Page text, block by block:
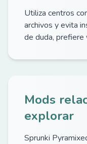
Utiliza centros
archivos y evita
de duda, prefiere
Mods
explorar
Sprunki